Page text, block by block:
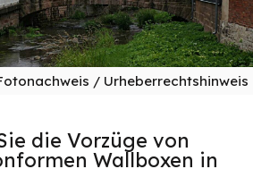
/ Urheberrechtshinweis
die Vorzüge von
Wallboxen in